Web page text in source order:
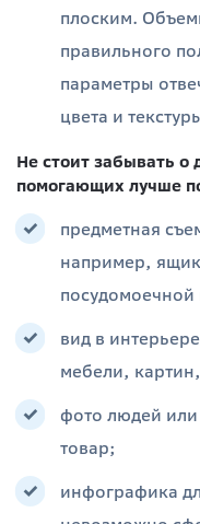
плоским.
правильного
параметры
цвета и
Не стоит забывать
помогающих лучше
предметная
например,
вид в
мебели,
фото людей
товар;
инфографика